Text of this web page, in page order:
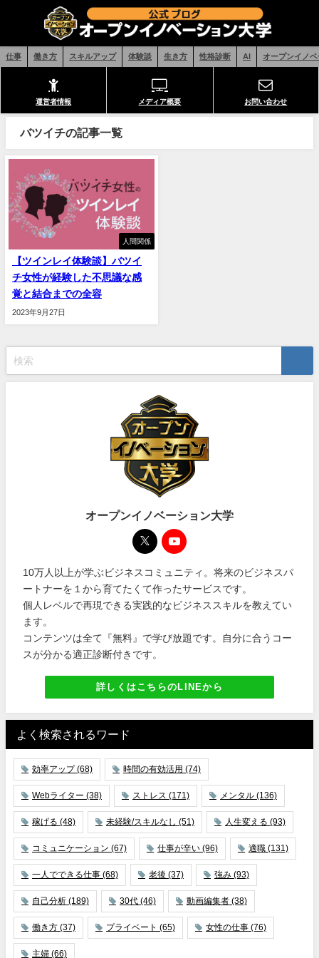
仕事 働き方 スキルアップ 体験談 生き方 性格診断 AI オープンイノ
運営者情報 メディア概要 お問い合わせ
バツイチの記事一覧
人間関係
【ツインレイ体験談】バツイ
チ女性が経験した不思議な感
覚と結合までの全容
2023年9月27日
オープンイノベーション大学
10万人以上が学ぶビジネスコミュニティ。将来のビジネスパ
ートナーを１から育てたくて作ったサービスです。
個人レベルで再現できる実践的なビジネススキルを教えてい
ます。
コンテンツは全て『無料』で学び放題です。自分に合うコー
スが分かる適正診断付きです。
詳しくはこちらのLINEから
よく検索されるワード
効率アップ (68) 時間の有効活用 (74)
Webライター (38) ストレス (171) メンタル (136)
稼げる (48) 未経験/スキルなし (51) 人生変える (93)
コミュニケーション (67) 仕事が辛い (96) 適職 (131)
一人でできる仕事 (68) 老後 (37) 強み (93)
自己分析 (189) 30代 (46) 動画編集者 (38)
働き方 (37) プライベート (65) 女性の仕事 (76)
主婦 (66)